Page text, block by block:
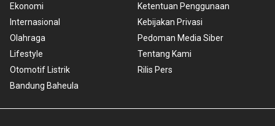
Ekonomi
Internasional
Olahraga
Lifestyle
Otomotif Listrik
Bandung Baheula
Ketentuan Penggunaan
Kebijakan Privasi
Pedoman Media Siber
Tentang Kami
Rilis Pers